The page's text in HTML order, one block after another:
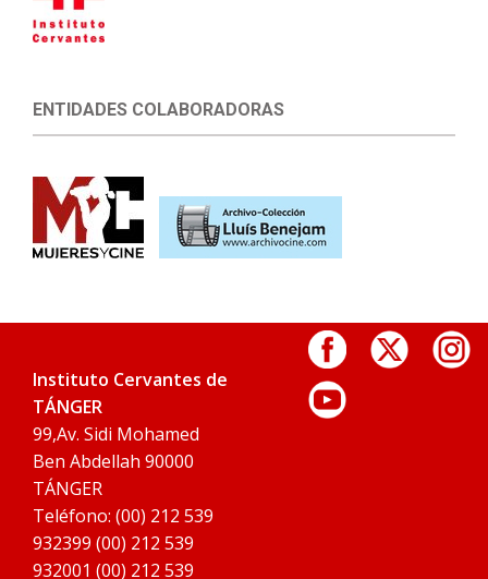
ENTIDADES COLABORADORAS
Instituto Cervantes de
TÁNGER
99,Av. Sidi Mohamed
Ben Abdellah 90000
TÁNGER
Teléfono: (00) 212 539
932399 (00) 212 539
932001 (00) 212 539